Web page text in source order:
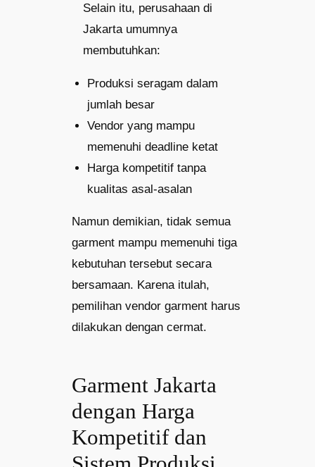
Selain itu, perusahaan di
Jakarta umumnya
membutuhkan:
Produksi seragam dalam
jumlah besar
Vendor yang mampu
memenuhi deadline ketat
Harga kompetitif tanpa
kualitas asal-asalan
Namun demikian, tidak semua
garment mampu memenuhi tiga
kebutuhan tersebut secara
bersamaan. Karena itulah,
pemilihan vendor garment harus
dilakukan dengan cermat.
Garment Jakarta
dengan Harga
Kompetitif dan